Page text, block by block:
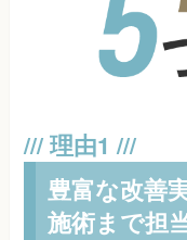
豊富な改善
施術まで担